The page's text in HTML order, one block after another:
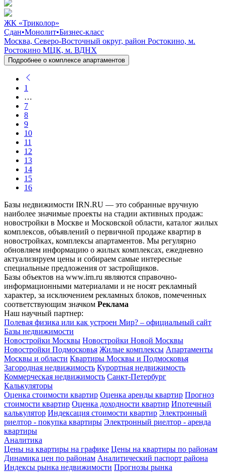
ЖК «Триколор»
Сдан•Монолит•Бизнес-класс
Москва, Северо-Восточный округ, район Ростокино, м.
Ростокино МЦК, м. ВДНХ
Подробнее о комплексе апартаментов
1
…
7
8
9
10
11
12
13
14
15
16
Базы недвижимости IRN.RU — это собранные вручную
наиболее значимые проекты на стадии активных продаж:
новостройки в Москве и Московской области, каталог жилых
комплексов, объявлений о первичной продаже квартир в
новостройках, комплексы апартаментов. Мы регулярно
обновляем информацию о жилых комплексах, ежедневно
актуализируем цены и собираем самые интересные
специальные предложения от застройщиков.
Базы объектов на www.irn.ru являются справочно-
информационными материалами и не носят рекламный
характер, за исключением рекламных блоков, помеченных
соответствующим значком Реклама
Наш научный партнер:
Полевая физика или как устроен Мир? – официальный сайт
Базы недвижимости
Новостройки Москвы Новостройки Новой Москвы
Новостройки Подмосковья Жилые комплексы Апартаменты
Москвы и области Квартиры Москвы и Подмосковья
Загородная недвижимость Курортная недвижимость
Коммерческая недвижимость Санкт-Петербург
Калькуляторы
Оценка стоимости квартир Оценка аренды квартир Прогноз
стоимости квартир Оценка доходности квартир Ипотечный
калькулятор Индексация стоимости квартир Электронный
риелтор - покупка квартиры Электронный риелтор - аренда
квартиры
Аналитика
Цены на квартиры на графике Цены на квартиры по районам
Динамика цен по районам Аналитический паспорт района
Индексы рынка недвижимости Прогнозы рынка